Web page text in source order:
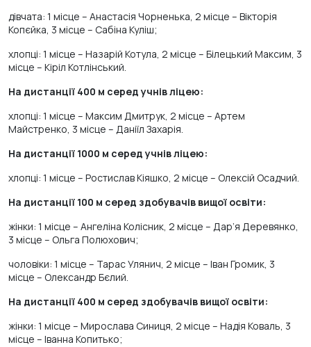
дівчата: 1 місце – Анастасія Чорненька, 2 місце – Вікторія
Копєйка, 3 місце – Сабіна Куліш;
хлопці: 1 місце – Назарій Котула, 2 місце – Білецький Максим, 3
місце – Кіріл Котлінський.
На дистанції 400 м серед учнів ліцею:
хлопці: 1 місце – Максим Дмитрук, 2 місце – Артем
Майстренко, 3 місце – Даніїл Захарія.
На дистанції 1000 м серед учнів ліцею:
хлопці: 1 місце – Ростислав Кіяшко, 2 місце – Олексій Осадчий.
На дистанції 100 м серед здобувачів вищої освіти:
жінки: 1 місце – Ангеліна Колісник, 2 місце – Дар’я Деревянко,
3 місце – Ольга Полюхович;
чоловіки: 1 місце – Тарас Улянич, 2 місце – Іван Громик, 3
місце – Олександр Бєлий.
На дистанції 400 м серед здобувачів вищої освіти:
жінки: 1 місце – Мирослава Синиця, 2 місце – Надія Коваль, 3
місце – Іванна Копитько;